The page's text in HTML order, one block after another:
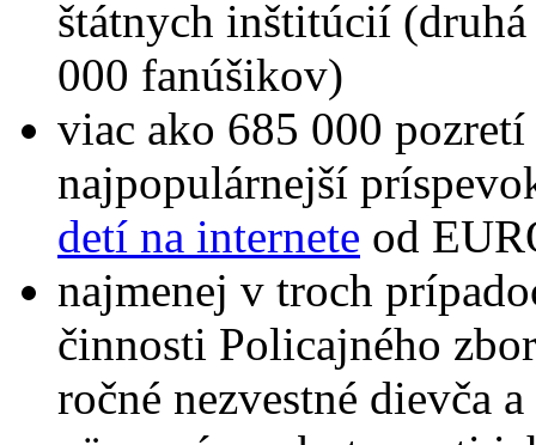
štátnych inštitúcií (druhá
000 fanúšikov)
viac ako 685 000
najpopulárnejší
detí na internete od
najmenej v troch
činnosti Policajného
ročné nezvestné dievča